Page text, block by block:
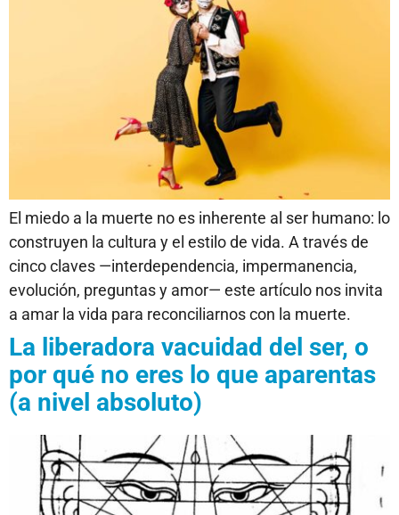
El miedo a la muerte no es inherente al ser humano: lo
construyen la cultura y el estilo de vida. A través de
cinco claves —interdependencia, impermanencia,
evolución, preguntas y amor— este artículo nos invita
a amar la vida para reconciliarnos con la muerte.
La liberadora vacuidad del ser, o
por qué no eres lo que aparentas
(a nivel absoluto)